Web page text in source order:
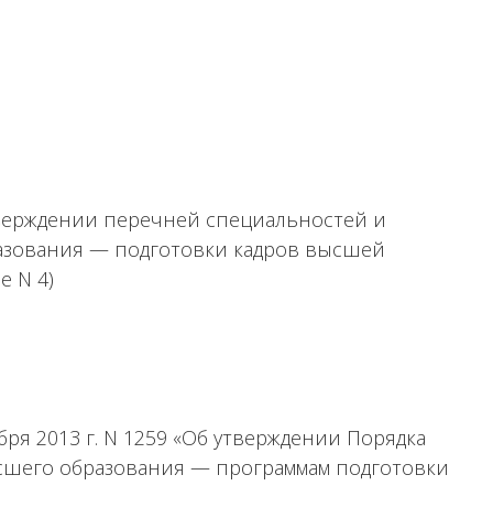
перечней специальностей и
— подготовки кадров высшей
N 4)
2013 г. N 1259 «Об утверждении Порядка
образования — программам подготовки